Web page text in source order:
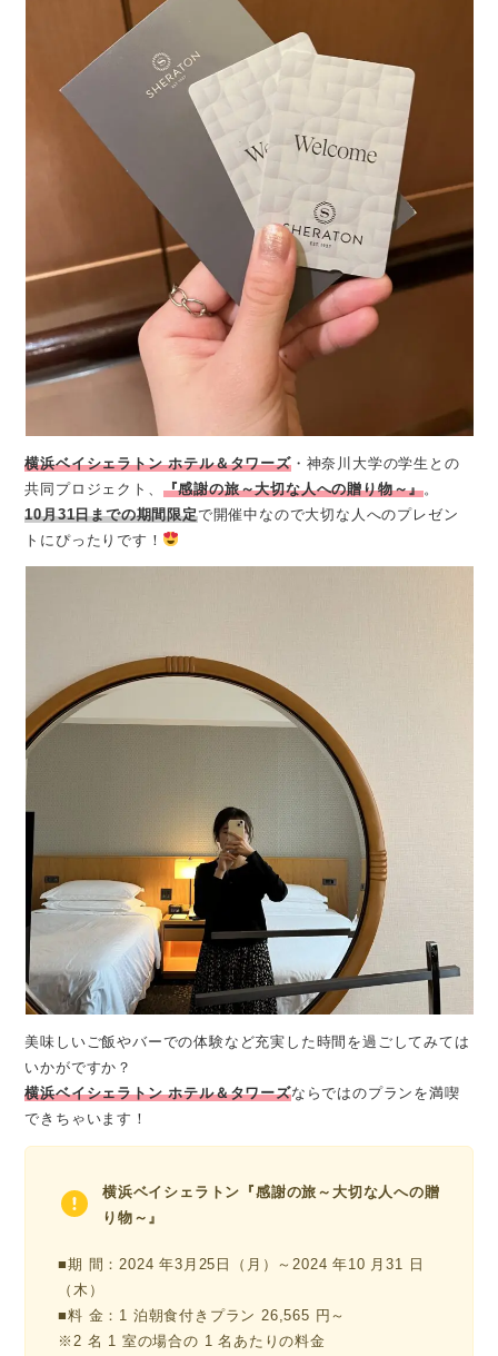
横浜ベイシェラトン ホテル＆タワーズ・神奈川大学の学生との
共同プロジェクト、 『感謝の旅～大切な人への贈り物～』。
10月31日までの期間限定で開催中なので大切な人へのプレゼン
トにぴったりです！
美味しいご飯やバーでの体験など充実した時間を過ごしてみては
いかがですか？
横浜ベイシェラトン ホテル＆タワーズならではのプランを満喫
できちゃいます！
横浜ベイシェラトン『感謝の旅～大切な人への贈
り物～』
■期 間：2024 年3月25日（月）～2024 年10 月31 日
（木）
■料 金：1 泊朝食付きプラン 26,565 円～
※2 名 1 室の場合の 1 名あたりの料金